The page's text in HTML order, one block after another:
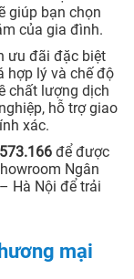
giúp bạn chọn
của gia đình.
ưu đãi đặc biệt
hợp lý và chế độ
chất lượng dịch
hỗ trợ giao
xác.
để được
Ngân
Hà Nội để trải
mại